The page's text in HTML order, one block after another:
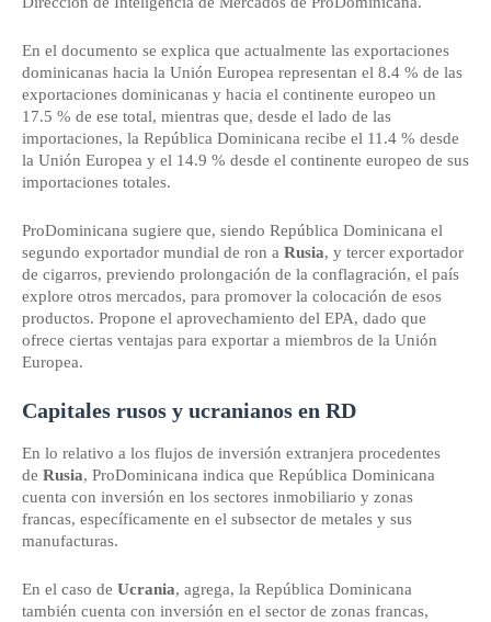
En el documento se explica que actualmente las exportaciones
dominicanas hacia la Unión Europea representan el 8.4 % de las
exportaciones dominicanas y hacia el continente europeo un
17.5 % de ese total, mientras que, desde el lado de las
importaciones, la República Dominicana recibe el 11.4 % desde
la Unión Europea y el 14.9 % desde el continente europeo de sus
importaciones totales.
ProDominicana sugiere que, siendo República Dominicana el
segundo exportador mundial de ron a Rusia, y tercer exportador
de cigarros, previendo prolongación de la conflagración, el país
explore otros mercados, para promover la colocación de esos
productos. Propone el aprovechamiento del EPA, dado que
ofrece ciertas ventajas para exportar a miembros de la Unión
Europea.
Capitales rusos y ucranianos en RD
En lo relativo a los flujos de inversión extranjera procedentes
de Rusia, ProDominicana indica que República Dominicana
cuenta con inversión en los sectores inmobiliario y zonas
francas, específicamente en el subsector de metales y sus
manufacturas.
En el caso de Ucrania, agrega, la República Dominicana
también cuenta con inversión en el sector de zonas francas,